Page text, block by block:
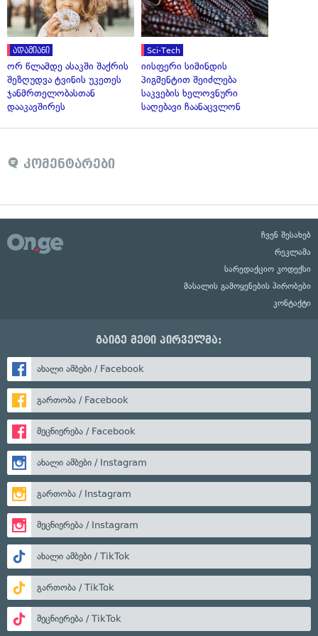
ადამიანი
ორ წლამდე ასაკში შაქრის
შეზღუდვა ტვინის უკეთეს
ჯანმრთელობასთან
დააკავშირეს
Sci-Tech
იისფერი სიმინდის
პიგმენტით შეიძლება
საკვების ხელოვნური
საღებავი ჩაანაცვლონ
კომენტარები
ჩვენ შესახებ
რეკლამა
სარედაქციო კოდექსი
მასალის გამოყენების პირობები
კონტაქტი
გაიგე მეტი პირველმა:
ახალი ამბები / Facebook
გართობა / Facebook
მეცნიერება / Facebook
ახალი ამბები / Instagram
გართობა / Instagram
მეცნიერება / Instagram
ახალი ამბები / TikTok
გართობა / TikTok
მეცნიერება / TikTok